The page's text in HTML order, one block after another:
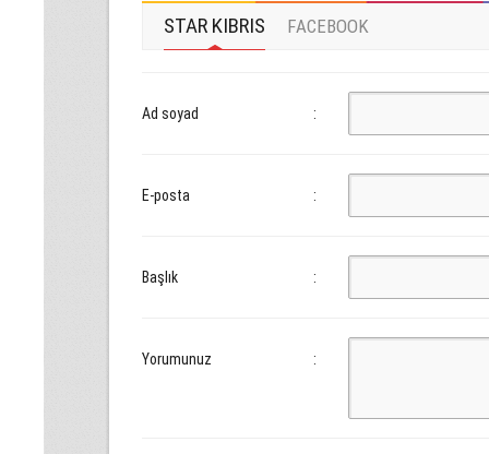
STAR KIBRIS FACEBOOK
Ad soyad :
E-posta :
Başlık :
Yorumunuz :